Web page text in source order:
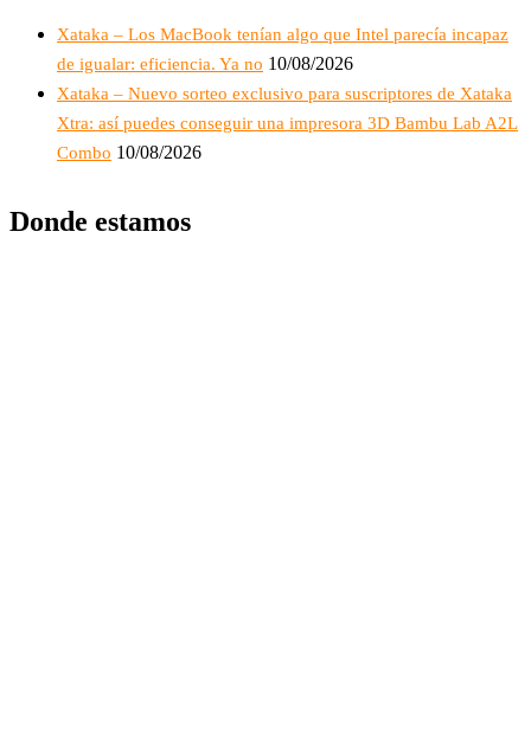
Xataka – Los MacBook tenían algo que Intel parecía incapaz
de igualar: eficiencia. Ya no 10/08/2026
Xataka – Nuevo sorteo exclusivo para suscriptores de Xataka
Xtra: así puedes conseguir una impresora 3D Bambu Lab A2L
Combo 10/08/2026
Donde estamos